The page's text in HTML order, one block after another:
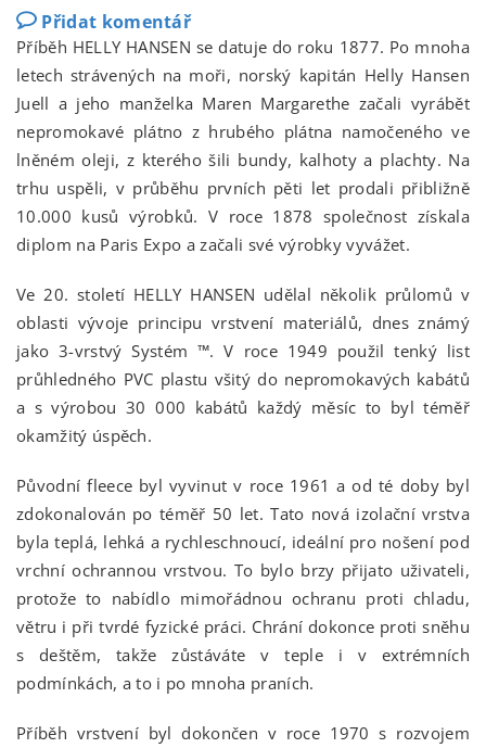
Přidat komentář
Příběh HELLY HANSEN se datuje do roku 1877. Po mnoha
letech strávených na moři, norský kapitán Helly Hansen
Juell a jeho manželka Maren Margarethe začali vyrábět
nepromokavé plátno z hrubého plátna namočeného ve
lněném oleji, z kterého šili bundy, kalhoty a plachty. Na
trhu uspěli, v průběhu prvních pěti let prodali přibližně
10.000 kusů výrobků. V roce 1878 společnost získala
diplom na Paris Expo a začali své výrobky vyvážet.
Ve 20. století HELLY HANSEN udělal několik průlomů v
oblasti vývoje principu vrstvení materiálů, dnes známý
jako 3-vrstvý Systém ™. V roce 1949 použil tenký list
průhledného PVC plastu všitý do nepromokavých kabátů
a s výrobou 30 000 kabátů každý měsíc to byl téměř
okamžitý úspěch.
Původní fleece byl vyvinut v roce 1961 a od té doby byl
zdokonalován po téměř 50 let. Tato nová izolační vrstva
byla teplá, lehká a rychleschnoucí, ideální pro nošení pod
vrchní ochrannou vrstvou. To bylo brzy přijato uživateli,
protože to nabídlo mimořádnou ochranu proti chladu,
větru i při tvrdé fyzické práci. Chrání dokonce proti sněhu
s deštěm, takže zůstáváte v teple i v extrémních
podmínkách, a to i po mnoha praních.
Příběh vrstvení byl dokončen v roce 1970 s rozvojem